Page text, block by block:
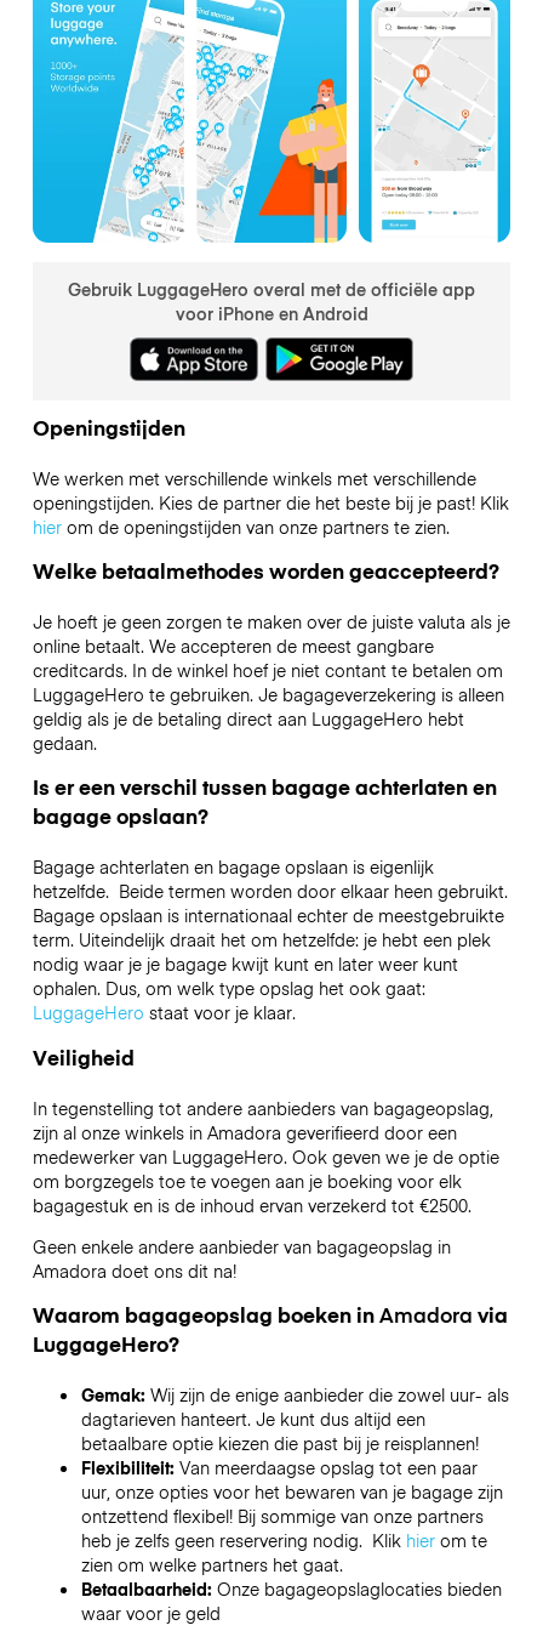
Gebruik LuggageHero overal met de officiële app
voor iPhone en Android
Openingstijden
We werken met verschillende winkels met verschillende
openingstijden. Kies de partner die het beste bij je past! Klik
hierom de openingstijden van onze partners te zien.
Welke betaalmethodes worden geaccepteerd?
Je hoeft je geen zorgen te maken over de juiste valuta als je
online betaalt. We accepteren de meest gangbare
creditcards. In de winkel hoef je niet contant te betalen om
LuggageHero te gebruiken. Je bagageverzekering is alleen
geldig als je de betaling direct aan LuggageHero hebt
gedaan.
Is er een verschil tussen bagage achterlaten en
bagage opslaan?
Bagage achterlaten en bagage opslaan is eigenlijk
hetzelfde. Beide termen worden door elkaar heen gebruikt.
Bagage opslaan is internationaal echter de meestgebruikte
term. Uiteindelijk draait het om hetzelfde: je hebt een plek
nodig waar je je bagage kwijt kunt en later weer kunt
ophalen. Dus, om welk type opslag het ook gaat:
LuggageHero staat voor je klaar.
Veiligheid
In tegenstelling tot andere aanbieders van bagageopslag,
zijn al onze winkels in Amadora geverifieerd door een
medewerker van LuggageHero. Ook geven we je de optie
om borgzegels toe te voegen aan je boeking voor elk
bagagestuk en is de inhoud ervan verzekerd tot €2500.
Geen enkele andere aanbieder van bagageopslag in
Amadora doet ons dit na!
Waarom bagageopslag boeken inAmadora via
LuggageHero?
Gemak: Wij zijn de enige aanbieder die zowel uur- als
dagtarieven hanteert. Je kunt dus altijd een
betaalbare optie kiezen die past bij je reisplannen!
Flexibiliteit: Van meerdaagse opslag tot een paar
uur, onze opties voor het bewaren van je bagage zijn
ontzettend flexibel! Bij sommige van onze partners
heb je zelfs geen reservering nodig. Klik hierom te
zien om welke partners het gaat.
Betaalbaarheid: Onze bagageopslaglocaties bieden
waar voor je geld